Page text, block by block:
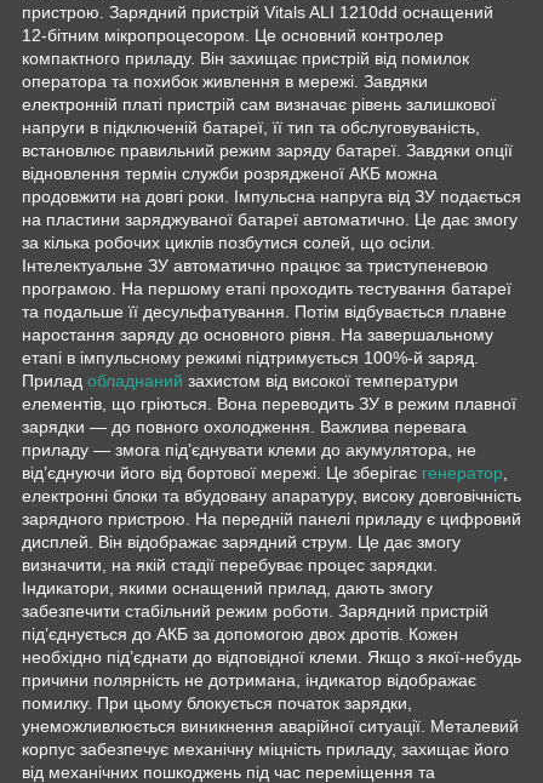
пристрою. Зарядний пристрій Vitals ALI 1210dd оснащений
12-бітним мікропроцесором. Це основний контролер
компактного приладу. Він захищає пристрій від помилок
оператора та похибок живлення в мережі. Завдяки
електронній платі пристрій сам визначає рівень залишкової
напруги в підключеній батареї, її тип та обслуговуваність,
встановлює правильний режим заряду батареї. Завдяки опції
відновлення термін служби розрядженої АКБ можна
продовжити на довгі роки. Імпульсна напруга від ЗУ подається
на пластини заряджуваної батареї автоматично. Це дає змогу
за кілька робочих циклів позбутися солей, що осіли.
Інтелектуальне ЗУ автоматично працює за триступеневою
програмою. На першому етапі проходить тестування батареї
та подальше її десульфатування. Потім відбувається плавне
наростання заряду до основного рівня. На завершальному
етапі в імпульсному режимі підтримується 100%-й заряд.
Прилад обладнаний захистом від високої температури
елементів, що гріються. Вона переводить ЗУ в режим плавної
зарядки — до повного охолодження. Важлива перевага
приладу — змога під’єднувати клеми до акумулятора, не
від’єднуючи його від бортової мережі. Це зберігає генератор
електронні блоки та вбудовану апаратуру, високу довговічність
зарядного пристрою. На передній панелі приладу є цифровий
дисплей. Він відображає зарядний струм. Це дає змогу
визначити, на якій стадії перебуває процес зарядки.
Індикатори, якими оснащений прилад, дають змогу
забезпечити стабільний режим роботи. Зарядний пристрій
під’єднується до АКБ за допомогою двох дротів. Кожен
необхідно під’єднати до відповідної клеми. Якщо з якої-небудь
причини полярність не дотримана, індикатор відображає
помилку. При цьому блокується початок зарядки,
унеможливлюється виникнення аварійної ситуації. Металевий
корпус забезпечує механічну міцність приладу, захищає його
від механічних пошкоджень під час переміщення та